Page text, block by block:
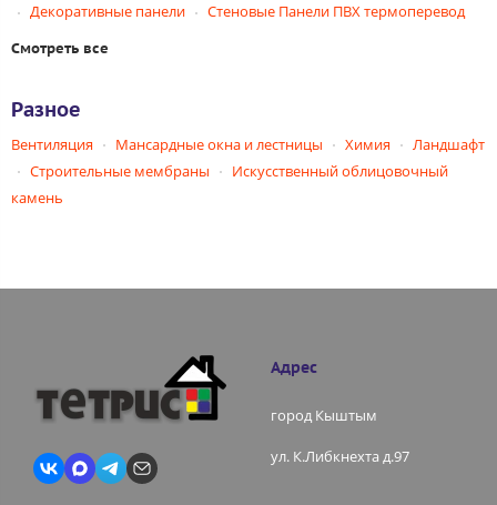
Декоративные панели
Стеновые Панели ПВХ термоперевод
Смотреть все
Разное
Вентиляция Мансардные окна и лестницы Химия
Ландшафт
Строительные мембраны
Искусственный облицовочный
камень
Адрес
город Кыштым
ул. К.Либкнехта д.97